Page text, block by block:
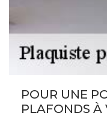
POUR UNE
PLAFONDS À